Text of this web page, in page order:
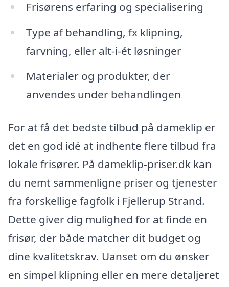
Frisørens erfaring og specialisering
Type af behandling, fx klipning,
farvning, eller alt-i-ét løsninger
Materialer og produkter, der
anvendes under behandlingen
For at få det bedste tilbud på dameklip er
det en god idé at indhente flere tilbud fra
lokale frisører. På dameklip-priser.dk kan
du nemt sammenligne priser og tjenester
fra forskellige fagfolk i Fjellerup Strand.
Dette giver dig mulighed for at finde en
frisør, der både matcher dit budget og
dine kvalitetskrav. Uanset om du ønsker
en simpel klipning eller en mere detaljeret